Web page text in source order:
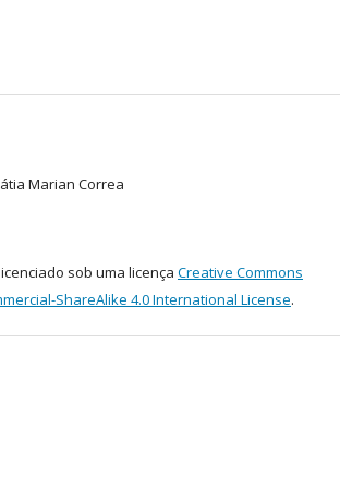
Marian Correa
sob uma licença Creative Commons
ShareAlike 4.0 International License.